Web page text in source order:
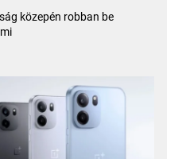
közepén robban be